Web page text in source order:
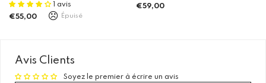
1 avis
€55,00 Épuisé
€59,00
Avis Clients
Soyez le premier à écrire un avis